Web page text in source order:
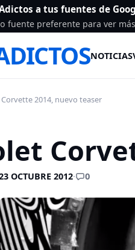
a tus fuentes de
fuente preferente para ver
NOTICIAS
2014, nuevo teaser
OCTUBRE 2012· 0